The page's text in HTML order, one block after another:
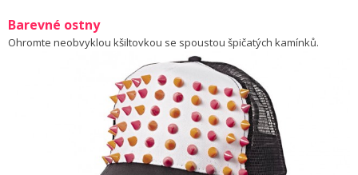
Barevné ostny
Ohromte neobvyklou kšiltovkou se spoustou špičatých kamínků.